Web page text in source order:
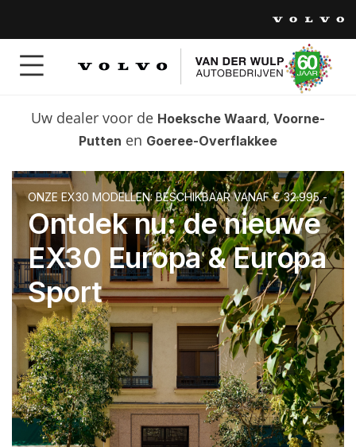
Uw dealer voor de Hoeksche Waard, Voorne-
Putten en Goeree-Overflakkee
ONZE EX30 MODELLEN: BESCHIKBAAR VANAF € 32.995,-
Ontdek nu: de nieuwe
EX30 Europa & Europa
Sport